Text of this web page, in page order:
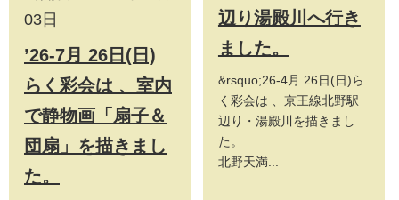
03日
’26-7月 26日(日)
らく彩会は 、室内
で静物画「扇子＆
団扇」を描きまし
た。
辺り湯殿川へ行き
ました。
&rsquo;26-4月 26日(日)ら
く彩会は 、京王線北野駅
辺り・湯殿川を描きまし
た。
北野天満...